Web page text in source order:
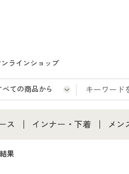
ラインショップ
ス
ス通販すべて
インナー・下着 メン
果